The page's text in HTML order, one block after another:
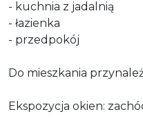
- kuchnia z jadalnią
- łazienka
- przedpokój
Do mieszkania
Ekspozycja okien: